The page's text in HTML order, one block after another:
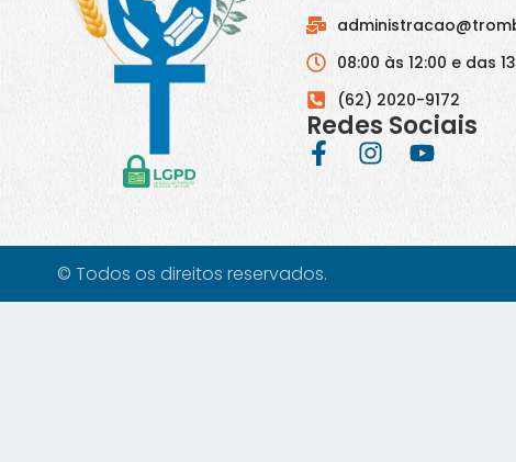
08:00 às 12:00 e das
(62) 2020-9172
Redes Sociais
© Todos os direitos reservados.